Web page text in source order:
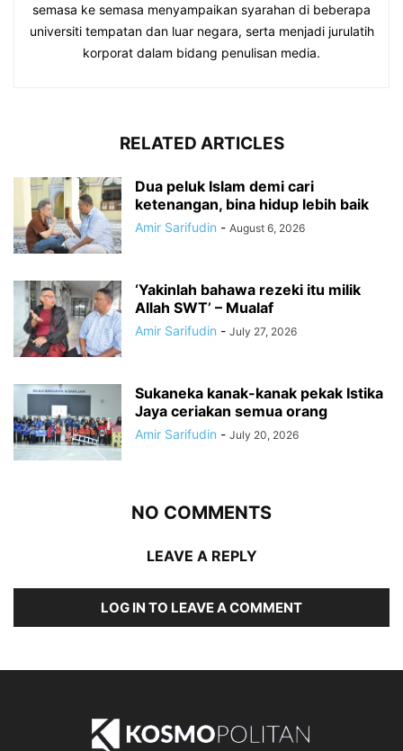
semasa ke semasa menyampaikan syarahan di beberapa
universiti tempatan dan luar negara, serta menjadi jurulatih
korporat dalam bidang penulisan media.
RELATED ARTICLES
Dua peluk Islam demi cari
ketenangan, bina hidup lebih baik
Amir Sarifudin - August 6, 2026
‘Yakinlah bahawa rezeki itu milik
Allah SWT’ – Mualaf
Amir Sarifudin - July 27, 2026
Sukaneka kanak-kanak pekak Istika
Jaya ceriakan semua orang
Amir Sarifudin - July 20, 2026
NO COMMENTS
LEAVE A REPLY
LOG IN TO LEAVE A COMMENT